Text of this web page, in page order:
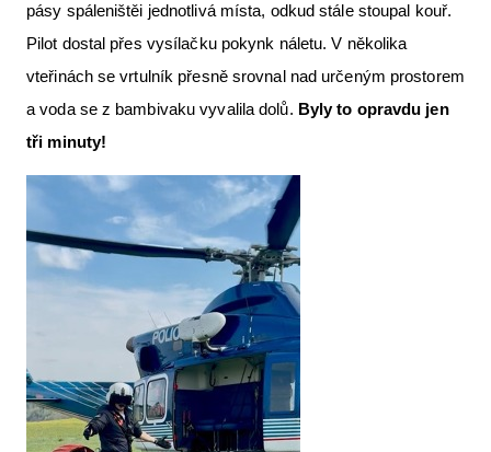
pásy spáleništěi jednotlivá místa, odkud stále stoupal kouř.
Pilot dostal přes vysílačku pokynk náletu. V několika
vteřinách se vrtulník přesně srovnal nad určeným prostorem
a voda se z bambivaku vyvalila dolů. Byly to opravdu jen
tři minuty!